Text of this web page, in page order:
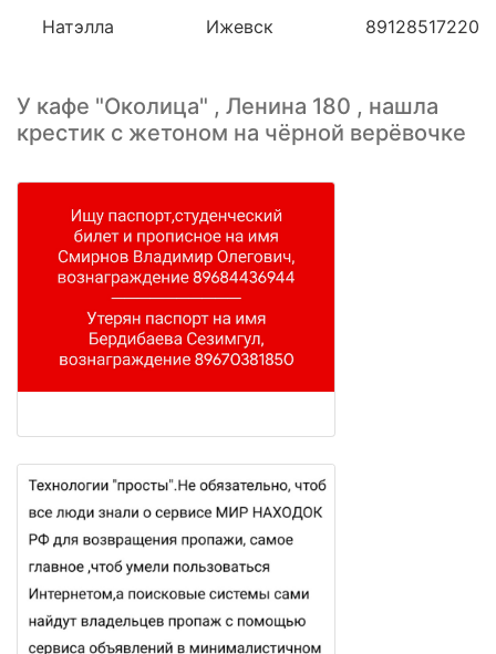
Натэлла Ижевск 89128517220
У кафе "Околица" , Ленина 180 , нашла
крестик с жетоном на чёрной верёвочке